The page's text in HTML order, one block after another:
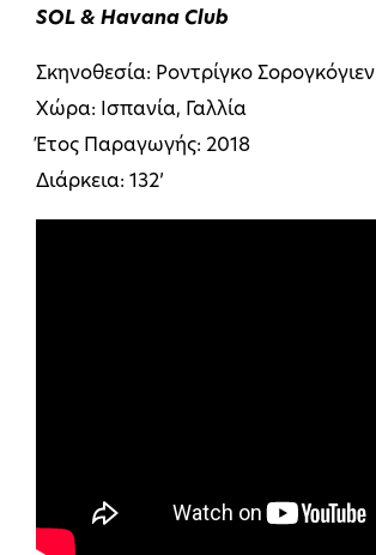
SOL & Havana Club
Σκηνοθεσία: Ροντρίγκο Σορογκόγιεν
Χώρα: Ισπανία, Γαλλία
Έτος Παραγωγής: 2018
Διάρκεια: 132’